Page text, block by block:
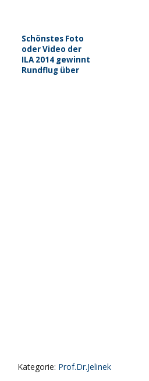
Schönstes Foto
oder Video der
ILA 2014 gewinnt
Rundflug über
Kategorie: Prof.Dr.Jelinek